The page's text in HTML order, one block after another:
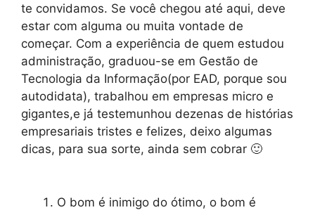
te convidamos. Se você chegou até aqui, deve
estar com alguma ou muita vontade de
começar. Com a experiência de quem estudou
administração, graduou-se em Gestão de
Tecnologia da Informação(por EAD, porque sou
autodidata), trabalhou em empresas micro e
gigantes,e já testemunhou dezenas de histórias
empresariais tristes e felizes, deixo algumas
dicas, para sua sorte, ainda sem cobrar 🙂
O bom é inimigo do ótimo, o bom é